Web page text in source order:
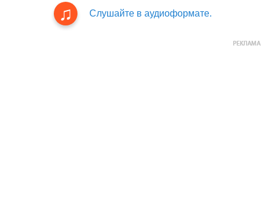
Слушайте в аудиоформате.